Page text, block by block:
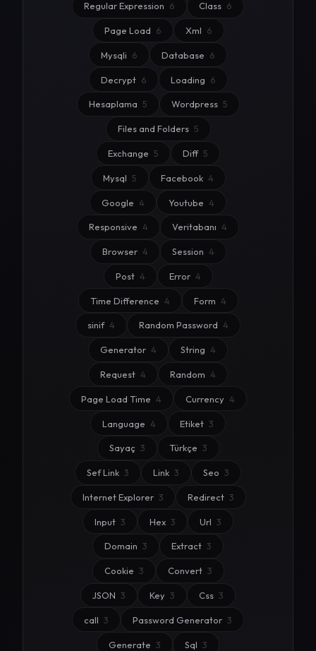
Regular Expression 6 Class 6
Page Load 6 Xml 6
Mysqli 6 Database 6
Decrypt 6 Loading 6
Hesaplama 5 Wordpress 5
Files and Folders 5
Exchange 5 Diff 5
Mysql 5 Facebook 4
Google 4 Youtube 4
Responsive 4 Veritabanı 4
Browser 4 Session 4
Post 4 Error 4
Time Difference 4 Form 4
sinif 4 Random Password 4
Generator 4 String 4
Request 4 Random 4
Page Load Time 4 Currency 4
Language 4 Etiket 3
Sayaç 3 Türkçe 3
Sef Link 3 Link 3 Seo 3
Internet Explorer 3 Redirect 3
Input 3 Hex 3 Url 3
Domain 3 Extract 3
Cookie 3 Convert 3
JSON 3 Key 3 Css 3
call 3 Password Generator 3
Generate 3 Sql 3